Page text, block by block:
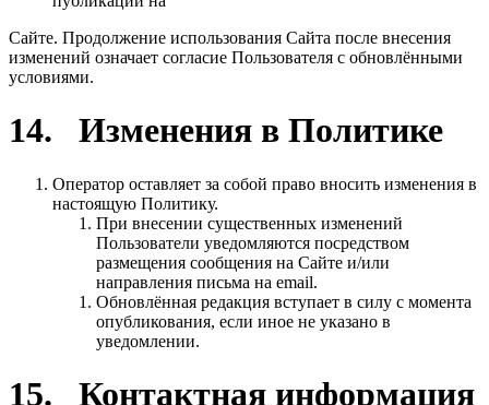
Сайте. Продолжение использования Сайта после внесения
изменений означает согласие Пользователя с обновлёнными
условиями.
14. Изменения в Политике
Оператор оставляет за собой право вносить изменения в
настоящую Политику.
При внесении существенных изменений
Пользователи уведомляются посредством
размещения сообщения на Сайте и/или
направления письма на email.
Обновлённая редакция вступает в силу с момента
опубликования, если иное не указано в
уведомлении.
15. Контактная информация